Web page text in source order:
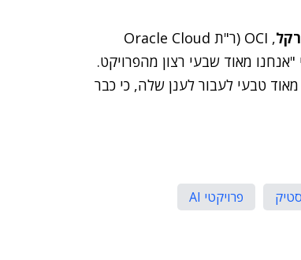
, OCI (ר"ת Oracle Cloud
מאוד שבעי רצון מהפרויקט.
טבעי לעבור לענן שלה, כי כבר
פרויקטי AI